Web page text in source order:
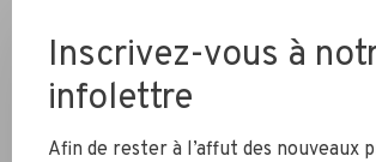
Inscrivez-vous à
infolettre
Afin de rester à l’affut des nouveaux